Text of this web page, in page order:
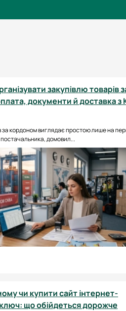
закупівлю товарів
документи й доставка з
за кордоном виглядає простою лише на
домовил...
чи купити сайт інтернет-
що обійдеться дорожче